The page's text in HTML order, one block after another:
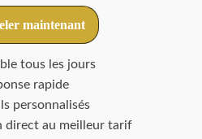
maintenant
tous les jours
rapide
personnalisés
direct au meilleur tarif